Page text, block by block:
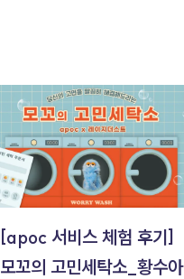
[apoc 서비스 체험 후기]
모꼬의 고민세탁소_황수아